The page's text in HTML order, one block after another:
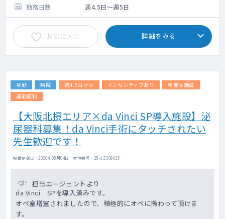
勤務日数 週4.5日～週5日
お気に入り 詳細をみる
常勤 病院 週4.5日から インセンティブあり
綺麗な施設
通勤便利
【大阪北摂エリア×da Vinci SP導入施設】泌
尿器科募集！da Vinci手術にタッチされたい
先生歓迎です！
掲載更新日 : 2026年08月04日 案件番号 : 25-JZ309615
担当エージェントより
da Vinci SPを導入済みです。
オペ室増室されましたので、積極的にオペに携わって頂けま
す。